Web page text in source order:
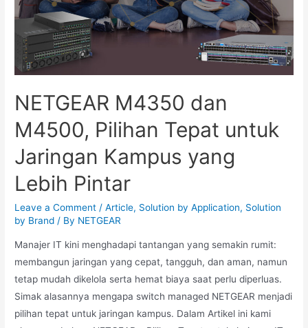
NETGEAR M4350 dan
M4500, Pilihan Tepat untuk
Jaringan Kampus yang
Lebih Pintar
Leave a Comment /Article, Solution by Application, Solution
by Brand / By NETGEAR
Manajer IT kini menghadapi tantangan yang semakin rumit:
membangun jaringan yang cepat, tangguh, dan aman, namun
tetap mudah dikelola serta hemat biaya saat perlu diperluas.
Simak alasannya mengapa switch managed NETGEAR menjadi
pilihan tepat untuk jaringan kampus. Dalam Artikel ini kami